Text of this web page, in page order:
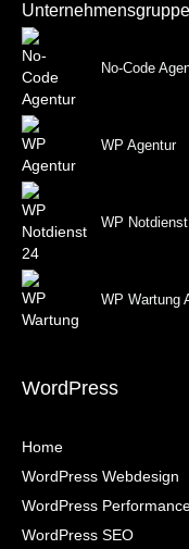
No-Code
WP Agentur
WP
WP Wartung
WordPress
Home
WordPress Webdesign
WordPress
WordPress SEO